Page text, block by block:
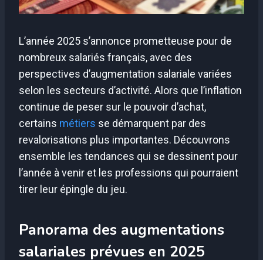
L’année 2025 s’annonce prometteuse pour de
nombreux salariés français, avec des
perspectives d’augmentation salariale variées
selon les secteurs d’activité. Alors que l’inflation
continue de peser sur le pouvoir d’achat,
certains métiers se démarquent par des
revalorisations plus importantes. Découvrons
ensemble les tendances qui se dessinent pour
l’année à venir et les professions qui pourraient
tirer leur épingle du jeu.
Panorama des augmentations
salariales prévues en 2025